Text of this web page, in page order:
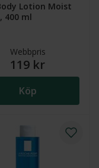
kr. Ordinarie webbpris
Lotion Moist
400 ml
Webbpris
119 kr
Köp